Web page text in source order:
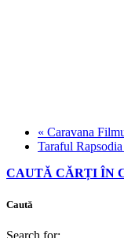
« Caravana
Taraful
CAUTĂ CĂRȚI ÎN
Caută
Search for: